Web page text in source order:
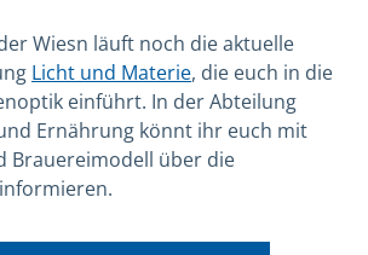
Wiesn läuft noch die aktuelle
Licht und Materie, die euch in die
einführt. In der Abteilung
Ernährung könnt ihr euch mit
Brauereimodell über die